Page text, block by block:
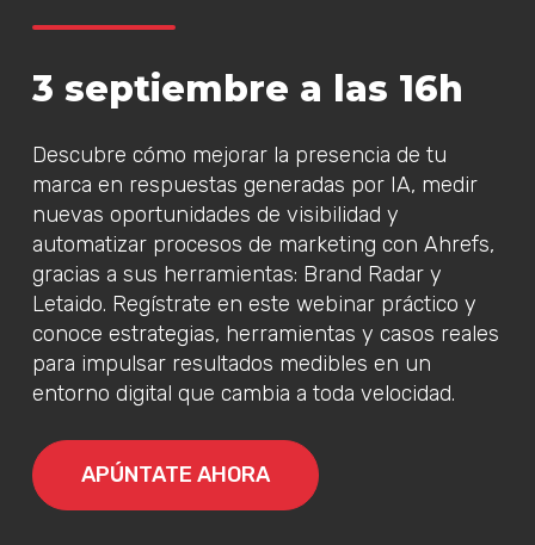
3 septiembre a las 16h
Descubre cómo mejorar la presencia de tu
marca en respuestas generadas por IA, medir
nuevas oportunidades de visibilidad y
automatizar procesos de marketing con Ahrefs,
gracias a sus herramientas: Brand Radar y
Letaido. Regístrate en este webinar práctico y
conoce estrategias, herramientas y casos reales
para impulsar resultados medibles en un
entorno digital que cambia a toda velocidad.
APÚNTATE AHORA